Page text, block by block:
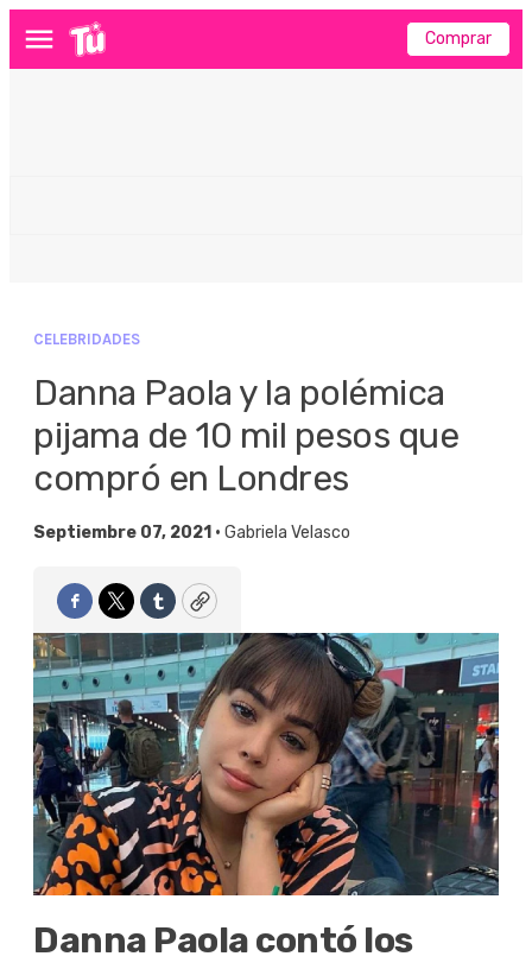
Menú Comprar
CELEBRIDADES
Danna Paola y la polémica
pijama de 10 mil pesos que
compró en Londres
Septiembre 07, 2021 • Gabriela Velasco
Facebook
TwitterTumblrCopy
Danna Paola contó los